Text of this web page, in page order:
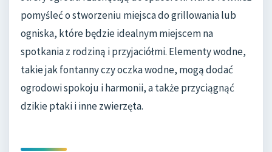
pomyśleć o stworzeniu miejsca do grillowania lub
ogniska, które będzie idealnym miejscem na
spotkania z rodziną i przyjaciółmi. Elementy wodne,
takie jak fontanny czy oczka wodne, mogą dodać
ogrodowi spokoju i harmonii, a także przyciągnąć
dzikie ptaki i inne zwierzęta.